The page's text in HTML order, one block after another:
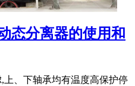
态分离器的使用和
上、下轴承均有温度高保护停